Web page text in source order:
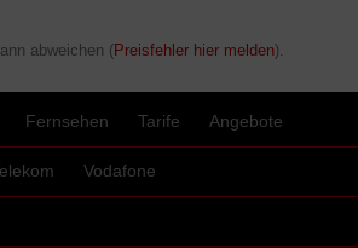
abweichen (Preisfehler hier melden).
Fernsehen Tarife Angebote
Vodafone